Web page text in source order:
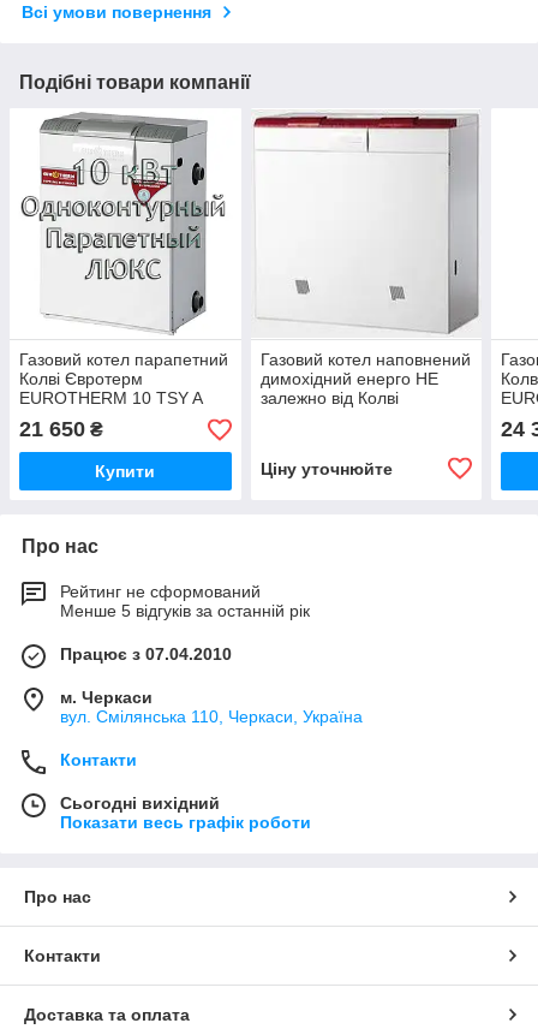
Всі умови повернення
Подібні товари компанії
Газовий котел парапетний
Колві Євротерм
EUROTHERM 10 TSY A
(CPF B) ЛЮКС
21 650 ₴
Купити
Газовий котел наповнений
димохідний енерго НЕ
залежно від Колві
Ціну уточнюйте
24
Про нас
Рейтинг не сформований
Менше 5 відгуків за останній рік
Працює з 07.04.2010
м. Черкаси
вул. Смілянська 110, Черкаси, Україна
Контакти
Сьогодні вихідний
Показати весь графік роботи
Про нас
Контакти
Доставка та оплата